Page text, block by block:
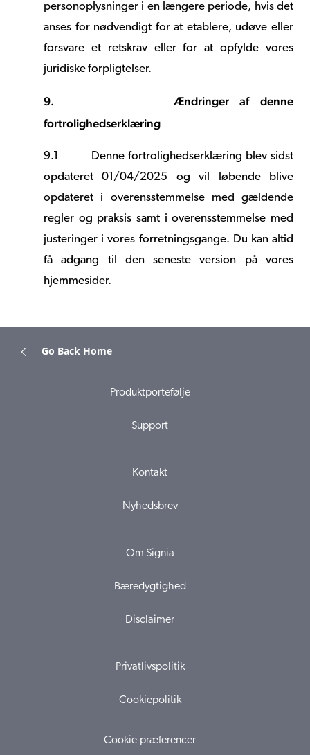
personoplysninger i en længere periode, hvis det
anses for nødvendigt for at etablere, udøve eller
forsvare et retskrav eller for at opfylde vores
juridiske forpligtelser.
9.
Ændringer af denne
fortrolighedserklæring
9.1
Denne fortrolighedserklæring blev sidst
opdateret 01/04/2025 og vil løbende blive
opdateret i overensstemmelse med gældende
regler og praksis samt i overensstemmelse med
justeringer i vores forretningsgange. Du kan altid
få adgang til den seneste version på vores
hjemmesider.
Go Back Home
Produktportefølje
Support
Kontakt
Nyhedsbrev
Om Signia
Bæredygtighed
Disclaimer
Privatlivspolitik
Cookiepolitik
Cookie-præferencer